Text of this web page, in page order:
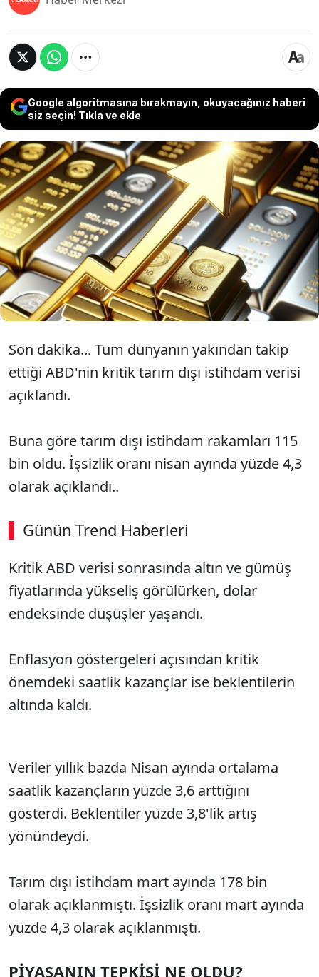
Google algoritmasına bırakmayın, okuyacağınız haberi
siz seçin! Tıkla ve ekle
Son dakika... Piyasaların merakla beklediği
tarım dışı istihdam rakamları açıklandı. Nisan
ayında tarım dışı istihdam rakamları 115 bin
odu. Gelen veri sonrası altın ve gümüş
fiyatlarında yükseliş yaşanırken, dolar
endeksinde geri çekilme görüldü.
Son dakika... Tüm dünyanın yakından takip
ettiği ABD'nin kritik tarım dışı istihdam verisi
açıklandı.
Buna göre tarım dışı istihdam rakamları 115
bin oldu. İşsizlik oranı nisan ayında yüzde 4,3
olarak açıklandı..
Günün Trend Haberleri
Kritik ABD verisi sonrasında altın ve gümüş
fiyatlarında yükseliş görülürken, dolar
endeksinde düşüşler yaşandı.
Enflasyon göstergeleri açısından kritik
önemdeki saatlik kazançlar ise beklentilerin
altında kaldı.
Veriler yıllık bazda Nisan ayında ortalama
saatlik kazançların yüzde 3,6 arttığını
gösterdi. Beklentiler yüzde 3,8'lik artış
yönündeydi.
Tarım dışı istihdam mart ayında 178 bin
olarak açıklanmıştı. İşsizlik oranı mart ayında
yüzde 4,3 olarak açıklanmıştı.
PİYASANIN TEPKİSİ NE OLDU?